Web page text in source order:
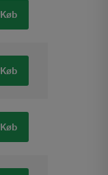
Køb
Køb
Køb